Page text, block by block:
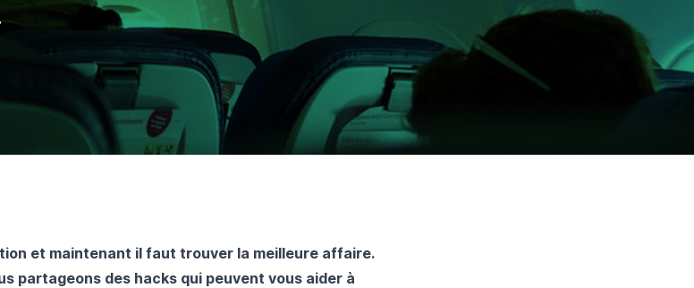
et maintenant il faut trouver la meilleure affaire.
partageons des hacks qui peuvent vous aider à